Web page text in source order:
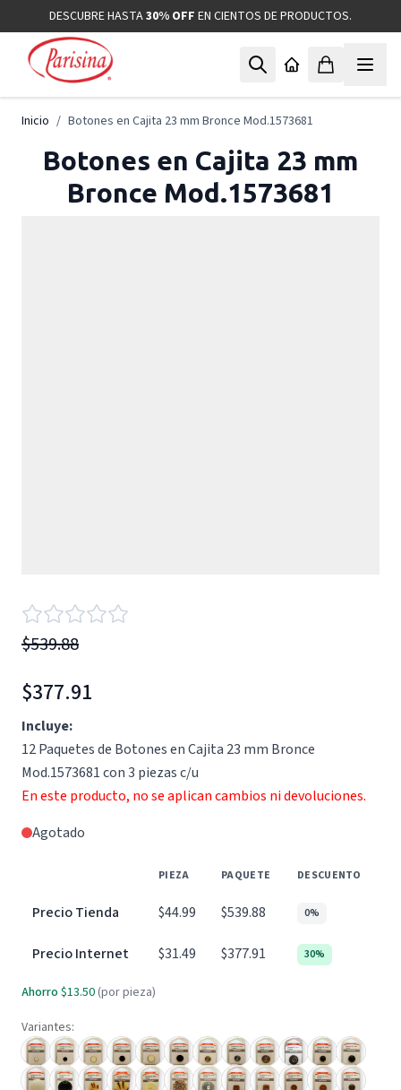
Ir al contenidoDESCUBRE HASTA30% OFF EN CIENTOS DE PRODUCTOS.
Inicio / Botones en Cajita 23 mm Bronce Mod.1573681
Botones en Cajita 23 mm
Bronce Mod.1573681
$539.88
$377.91
Incluye:
12 Paquetes de Botones en Cajita 23 mm Bronce
Mod.1573681 con 3 piezas c/u
En este producto, no se aplican cambios ni devoluciones.
Agotado
PIEZA PAQUETE DESCUENTO
Precio Tienda $44.99 $539.88 0%
Precio Internet $31.49 $377.91 30%
Ahorro $13.50 (por pieza)
Variantes: